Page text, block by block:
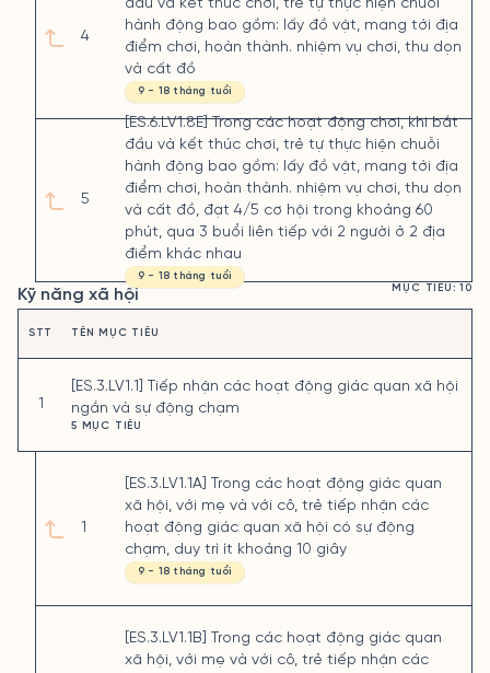
4
5
đầu và kết thúc chơi, trẻ tự thực hiện chuỗi
hành động bao gồm: lấy đồ vật, mang tới địa
điểm chơi, hoàn thành. nhiệm vụ chơi, thu dọn
và cất đồ
9 - 18 tháng tuổi
[ES.6.LV1.8E] Trong các hoạt động chơi, khi bắt
đầu và kết thúc chơi, trẻ tự thực hiện chuỗi
hành động bao gồm: lấy đồ vật, mang tới địa
điểm chơi, hoàn thành. nhiệm vụ chơi, thu dọn
và cất đồ, đạt 4/5 cơ hội trong khoảng 60
phút, qua 3 buổi liên tiếp với 2 người ở 2 địa
điểm khác nhau
9 - 18 tháng tuổi
Kỹ năng xã hội MỤC TIÊU: 10
STT
1
TÊN MỤC TIÊU
[ES.3.LV1.1] Tiếp nhận các hoạt động giác quan xã hội
ngắn và sự động chạm
5 MỤC TIÊU
1
[ES.3.LV1.1A] Trong các hoạt động giác quan
xã hội, với mẹ và với cô, trẻ tiếp nhận các
hoạt động giác quan xã hội có sự động
chạm, duy trì ít khoảng 10 giây
9 - 18 tháng tuổi
[ES.3.LV1.1B] Trong các hoạt động giác quan
xã hội, với mẹ và với cô, trẻ tiếp nhận các